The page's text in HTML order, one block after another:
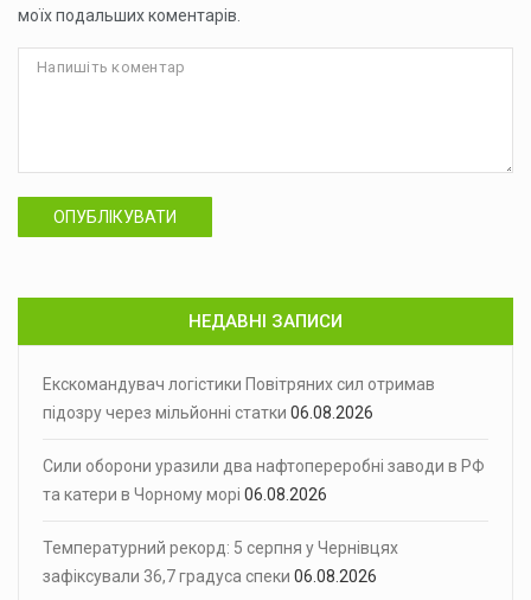
моїх подальших коментарів.
ОПУБЛІКУВАТИ
НЕДАВНІ ЗАПИСИ
Екскомандувач логістики Повітряних сил отримав
підозру через мільйонні статки 06.08.2026
Сили оборони уразили два нафтопереробні заводи в РФ
та катери в Чорному морі 06.08.2026
Температурний рекорд: 5 серпня у Чернівцях
зафіксували 36,7 градуса спеки 06.08.2026